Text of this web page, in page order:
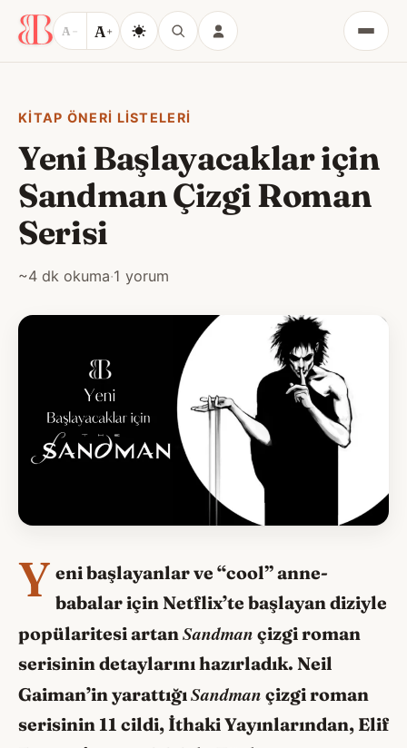
A − A+
Menü
KITAP ÖNERI LISTELERI
Yeni Başlayacaklar için
Sandman Çizgi Roman
Serisi
~4 dk okuma·1 yorum
Y eni başlayanlar ve “cool” anne-
babalar için Netflix’te başlayan diziyle
popülaritesi artan Sandman çizgi roman
serisinin detaylarını hazırladık. Neil
Gaiman’in yarattığıSandman çizgi roman
serisinin 11 cildi, İthaki Yayınlarından, Elif